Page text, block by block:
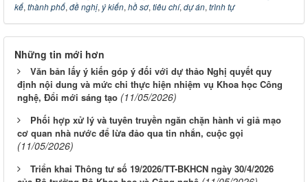
kế, thành phố, đề nghị, ý kiến, hồ sơ, tiêu chí, dự án, trình tự
Những tin mới hơn
Văn bản lấy ý kiến góp ý đối với dự thảo Nghị quyết quy
định nội dung và mức chi thực hiện nhiệm vụ Khoa học Công
nghệ, Đổi mới sáng tạo (11/05/2026)
Phối hợp xử lý và tuyên truyền ngăn chặn hành vi giả mạo
cơ quan nhà nước để lừa đảo qua tin nhắn, cuộc gọi
(11/05/2026)
Triển khai Thông tư số 19/2026/TT-BKHCN ngày 30/4/2026